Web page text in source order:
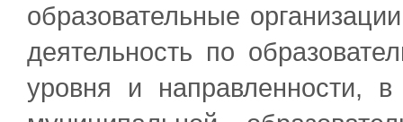
образовательные
деятельность по
уровня и направленности,